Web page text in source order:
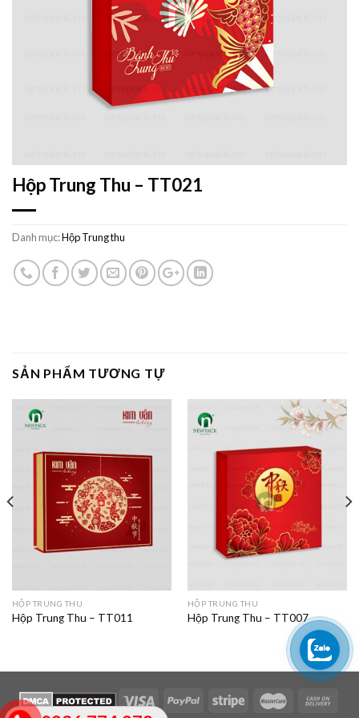
Hộp Trung Thu – TT021
Danh mục:Hộp Trung thu
SẢN PHẨM TƯƠNG TỰ
HỘP TRUNG THU
Hộp Trung Thu – TT011
HỘP TRUNG THU
Hộp Trung Thu – TT007